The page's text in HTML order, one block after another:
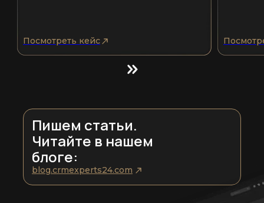
Посмотреть кейс
Пишем статьи.
Читайте в нашем
блоге:
blog.crmexperts24.com